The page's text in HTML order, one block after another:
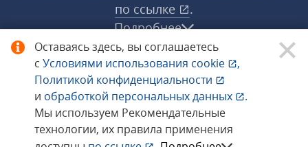
Оставаясь здесь, вы соглашаетесь
с Условиями использования cookie
,
Политикой конфиденциальности
и обработкой персональных данных
.
Мы используем Рекомендательные
технологии, их правила применения
по ссылке
.
Подробнее
© 1998−2026 «1С‑Рарус» ®. Все права
защищены.
Сообщить об ошибке